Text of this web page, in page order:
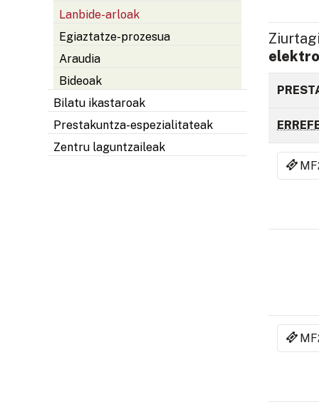
Lanbide-arloak
Egiaztatze-prozesua
Araudia
Bideoak
Bilatu ikastaroak
Prestakuntza-espezialitateak
Zentru laguntzaileak